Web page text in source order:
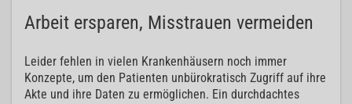
Arbeit ersparen, Misstrauen vermeiden
Leider fehlen in vielen Krankenhäusern noch immer
Konzepte, um den Patienten unbürokratisch Zugriff auf ihre
Akte und ihre Daten zu ermöglichen. Ein durchdachtes